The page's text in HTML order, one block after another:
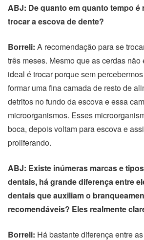
ABJ: De quanto em quanto tempo é
trocar a escova de dente?
Borreli: A recomendação para se
três meses. Mesmo que as cerdas não
ideal é trocar porque sem
formar uma fina camada de resto de
detritos no fundo da escova e essa
microorganismos. Esses
boca, depois voltam para escova e
proliferando.
ABJ: Existe inúmeras marcas e
dentais, há grande diferença entre
dentais que auxiliam o
recomendáveis? Eles realmente
Borreli: Há bastante diferença entre